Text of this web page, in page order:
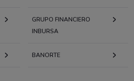
GRUPO FINANCIERO
INBURSA
BANORTE